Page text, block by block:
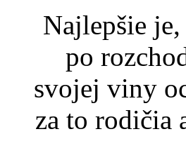
Najlepšie
po
svojej viny
za to rodičia